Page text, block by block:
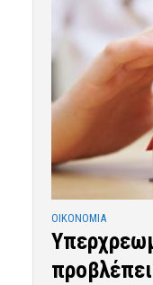
OIKONOMIA